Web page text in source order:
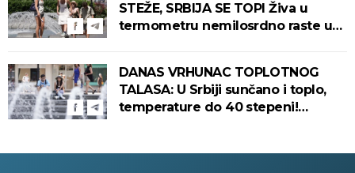
STEŽE, SRBIJA SE TOPI Živa u
termometru nemilosrdno raste u
DANAS VRHUNAC TOPLOTNOG
TALASA: U Srbiji sunčano i toplo,
temperature do 40 stepeni!